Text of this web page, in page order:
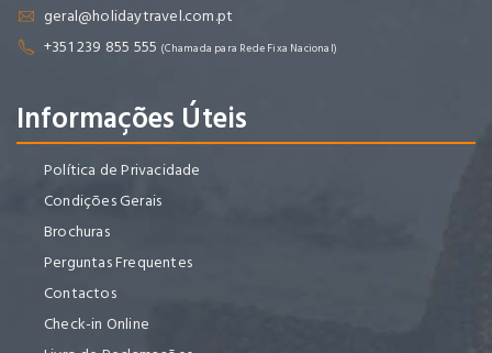
geral@holidaytravel.com.pt
+351 239 855 555 (Chamada para Rede Fixa Nacional)
Informações Úteis
Política de Privacidade
Condições Gerais
Brochuras
Perguntas Frequentes
Contactos
Check-in Online